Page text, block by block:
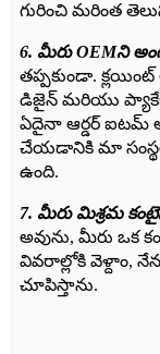
గురించి మరింత
6. మీరు OEMని
తప్పకుండా.
డిజైన్ మరియు
ఏదైనా ఆర్డర్ ఐటమ్
చేయడానికి మా
ఉంది.
7. మీరు మిశ్రమ
అవును, మీరు ఒక
వివరాల్లోకి వెళ్దాం,
చూపిస్తాను.